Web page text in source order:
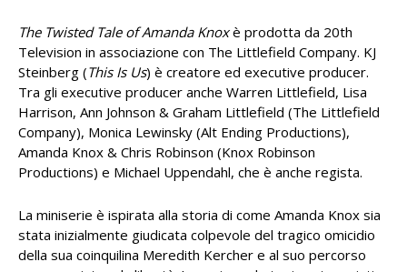
The Twisted Tale of Amanda Knoxè prodotta da 20th
Television in associazione con The Littlefield Company. KJ
Steinberg (This Is Us) è creatore ed executive producer.
Tra gli executive producer anche Warren Littlefield, Lisa
Harrison, Ann Johnson & Graham Littlefield (The Littlefield
Company), Monica Lewinsky (Alt Ending Productions),
Amanda Knox & Chris Robinson (Knox Robinson
Productions) e Michael Uppendahl, che è anche regista.
La miniserie è ispirata alla storia di come Amanda Knox sia
stata inizialmente giudicata colpevole del tragico omicidio
della sua coinquilina Meredith Kercher e al suo percorso